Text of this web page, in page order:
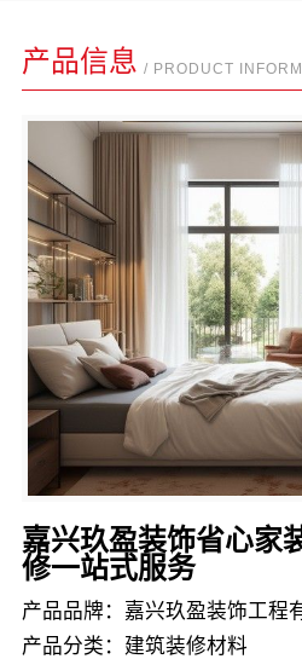
产品信息 / PRODUCT
嘉兴玖盈装饰省心家
修一站式服务
产品品牌：嘉兴玖盈装饰工程
产品分类：建筑装修材料